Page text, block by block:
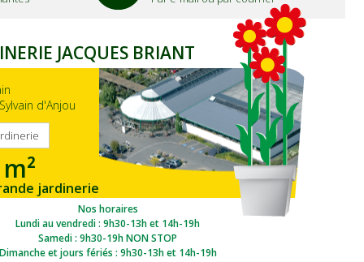
JACQUES BRIANT
d'Anjou
jardinerie
Ouest
Nos horaires
Lundi au vendredi : 9h30-13h et 14h-19h
Samedi : 9h30-19h NON STOP
Dimanche et jours fériés : 9h30-13h et 14h-19h